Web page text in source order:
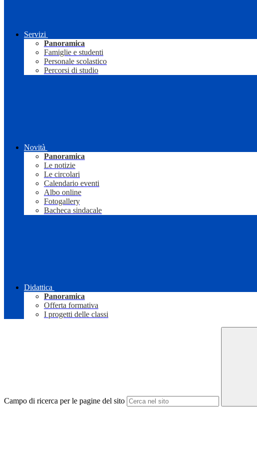
Servizi
Panoramica
Famiglie e studenti
Personale scolastico
Percorsi di studio
Novità
Panoramica
Le notizie
Le circolari
Calendario eventi
Albo online
Fotogallery
Bacheca sindacale
Didattica
Panoramica
Offerta formativa
I progetti delle classi
Campo di ricerca per le pagine del sito